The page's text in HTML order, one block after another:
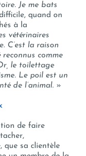
Je me bats
quand on
à la
vétérinaires
C’est la raison
reconnus comme
le toilettage
Le poil est un
de l’animal. »
de faire
que sa clientèle